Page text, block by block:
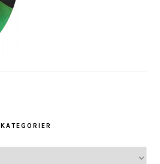
KATEGORIER